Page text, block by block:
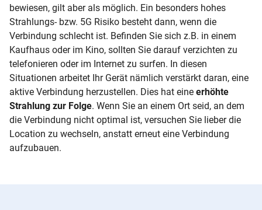
bewiesen, gilt aber als möglich. Ein besonders hohes
Strahlungs- bzw. 5G Risiko besteht dann, wenn die
Verbindung schlecht ist. Befinden Sie sich z.B. in einem
Kaufhaus oder im Kino, sollten Sie darauf verzichten zu
telefonieren oder im Internet zu surfen. In diesen
Situationen arbeitet Ihr Gerät nämlich verstärkt daran, eine
aktive Verbindung herzustellen. Dies hat eine erhöhte
Strahlung zur Folge. Wenn Sie an einem Ort seid, an dem
die Verbindung nicht optimal ist, versuchen Sie lieber die
Location zu wechseln, anstatt erneut eine Verbindung
aufzubauen.